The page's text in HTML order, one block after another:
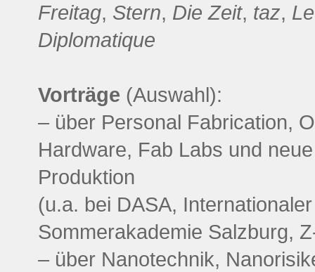
Freitag, Stern, Die Zeit, taz,
Diplomatique
Vorträge (Auswahl):
– über Personal Fabrication,
Hardware, Fab Labs und
Produktion
(u.a. bei DASA, Internationaler
Sommerakademie Salzburg,
– über Nanotechnik,